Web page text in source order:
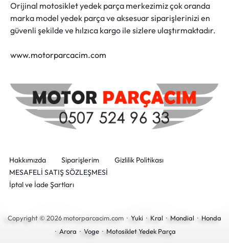
Orijinal motosiklet yedek parça merkezimiz çok oranda
marka model yedek parça ve aksesuar siparişlerinizi en
güvenli şekilde ve hılzıca kargo ile sizlere ulaştırmaktadır.
www.motorparcacim.com
Hakkımızda Siparişlerim
Gizlilik Politikası
MESAFELİ SATIŞ SÖZLEŞMESİ
İptal ve İade Şartları
Copyright © 2026 motorparcacim.com · Yuki · Kral · Mondial · Honda
· Arora · Voge· Motosiklet Yedek Parça